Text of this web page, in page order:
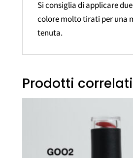
Si consiglia di applicare
colore molto tirati per una
tenuta.
Prodotti correlati